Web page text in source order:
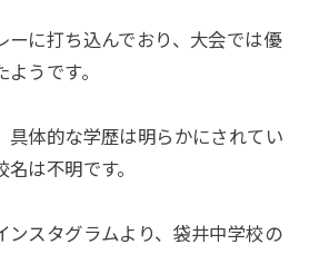
ーに打ち込んでおり、大会では優
うです。
具体的な学歴は明らかにされてい
は不明です。
ンスタグラムより、袋井中学校の